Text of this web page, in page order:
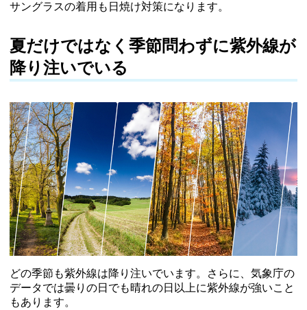
サングラスの着用も日焼け対策になります。
夏だけではなく季節問わずに紫外線が
降り注いでいる
どの季節も紫外線は降り注いでいます。さらに、気象庁の
データでは曇りの日でも晴れの日以上に紫外線が強いこと
もあります。